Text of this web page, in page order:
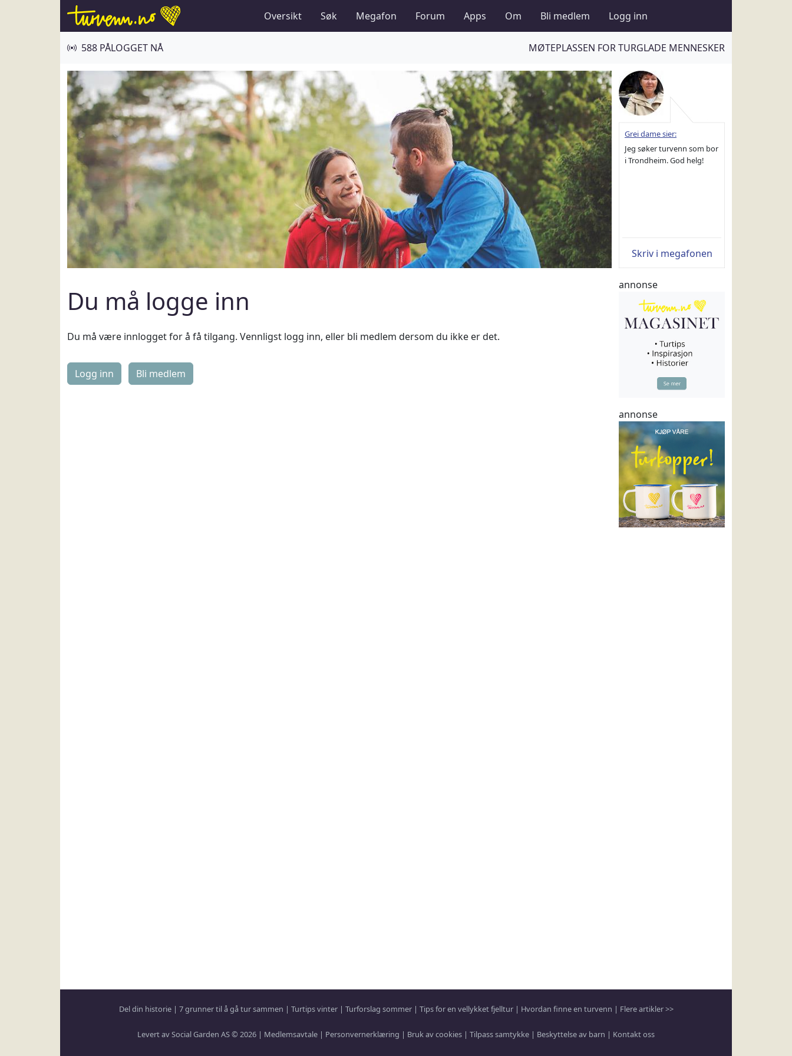
Oversikt Søk Megafon Forum Apps Om Bli medlem Logg inn
588 PÅLOGGET NÅ MØTEPLASSEN FOR TURGLADE MENNESKER
Du må logge inn
Du må være innlogget for å få tilgang. Vennligst logg inn, eller bli medlem dersom du ikke er det.
Logg inn
Grei dame sier:
Jeg søker turvenn som bor
i Trondheim. God helg!
Skriv i megafonen
annonse
annonse
Del din historie| 7 grunner til å gå tur sammen | Turtips vinter| Turforslag sommer| Tips for en vellykket fjelltur| Hvordan finne en turvenn | Flere artikler >>
Levert av Social Garden AS © 2026 | Medlemsavtale | Personvernerklæring | Bruk av cookies | Tilpass samtykke | Beskyttelse av barn | Kontakt oss